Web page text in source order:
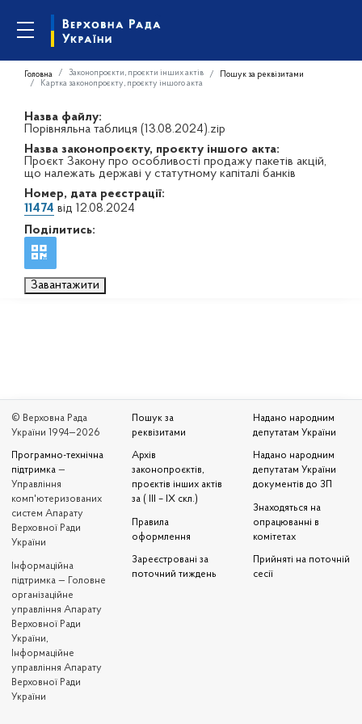
Головна Законопроєкти, проєкти інших актів
Пошук за реквізитами
Картка законопроєкту, проєкту іншого акта
Назва файлу:
Порівняльна таблиця (13.08.2024).zip
Назва законопроєкту, проєкту іншого акта:
Проєкт Закону про особливості продажу пакетів акцій,
що належать державі у статутному капіталі банків
Номер, дата реєстрації:
11474 від 12.08.2024
Поділитись:
Завантажити
© Верховна Рада
України 1994—2026
Програмно-технічна
підтримка —
Управління
комп'ютеризованих
систем Апарату
Верховної Ради
України
Iнформаційна
підтримка — Головне
організаційне
управління Апарату
Верховної Ради
України,
Інформаційне
управління Апарату
Верховної Ради
України
Пошук за
реквізитами
Архів
законопроєктів,
проєктів інших актів
за ( III – IX скл.)
Правила
оформлення
Зареєстровані за
поточний тиждень
Надано народним
депутатам України
Надано народним
депутатам України
документів до ЗП
Знаходяться на
опрацюванні в
комітетах
Прийняті на поточній
сесії